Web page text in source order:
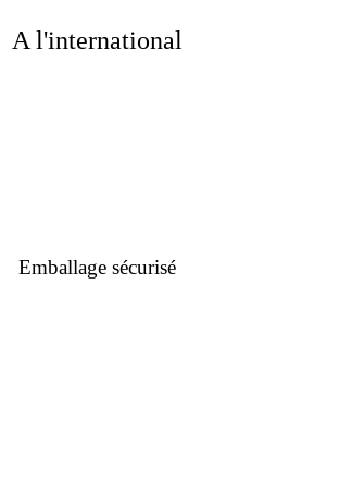
A l'international
Emballage sécurisé